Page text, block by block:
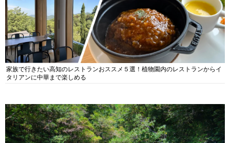
家族で行きたい高知のレストランおススメ５選！植物園内のレストランからイ
タリアンに中華まで楽しめる